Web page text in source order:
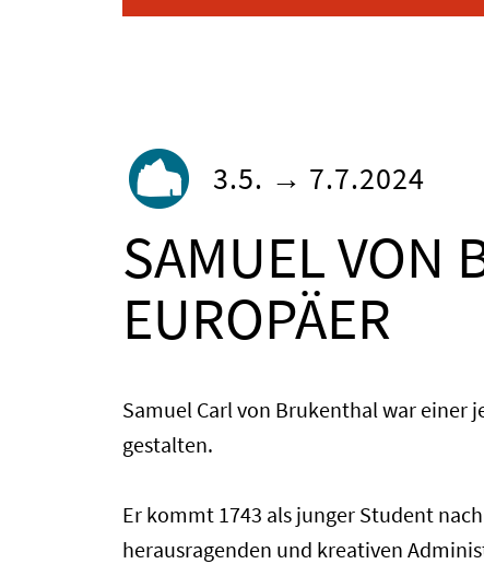
3.5. → 7.7.2024
SAMUEL VON
EUROPÄER
Samuel Carl von Brukenthal war einer
gestalten.
Er kommt 1743 als junger Student
herausragenden und kreativen